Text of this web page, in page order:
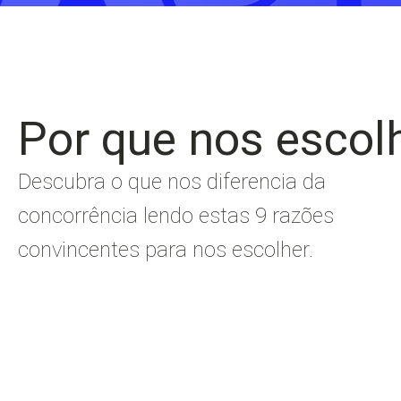
Por que nos
Descubra o que nos diferencia da
concorrência lendo estas 9 razões
convincentes para nos escolher.